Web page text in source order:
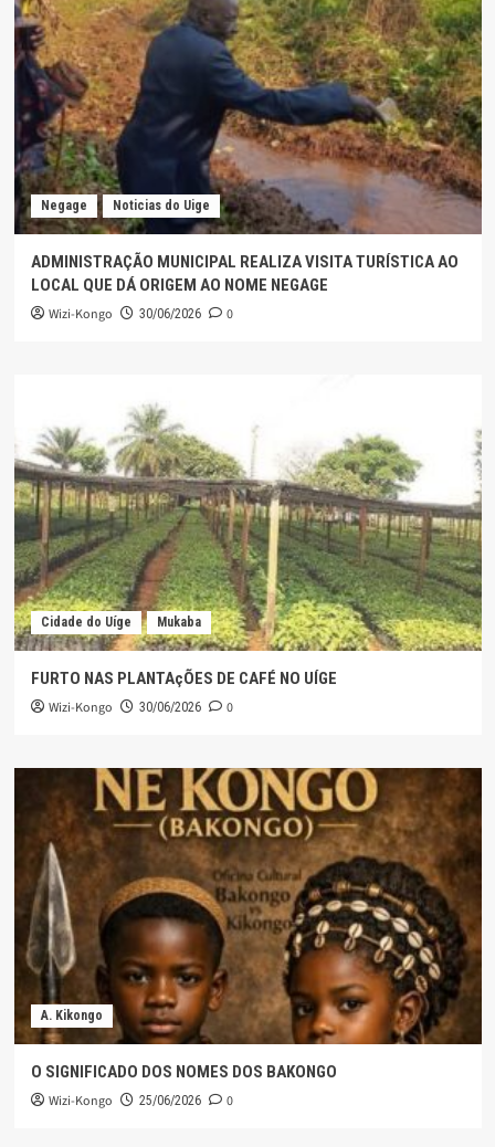
Negage Noticias do Uige
ADMINISTRAÇÃO MUNICIPAL REALIZA VISITA TURÍSTICA AO
LOCAL QUE DÁ ORIGEM AO NOME NEGAGE
Wizi-Kongo 30/06/2026 0
Cidade do Uíge Mukaba
FURTO NAS PLANTAçÕES DE CAFÉ NO UÍGE
Wizi-Kongo 30/06/2026 0
A. Kikongo
O SIGNIFICADO DOS NOMES DOS BAKONGO
Wizi-Kongo 25/06/2026 0